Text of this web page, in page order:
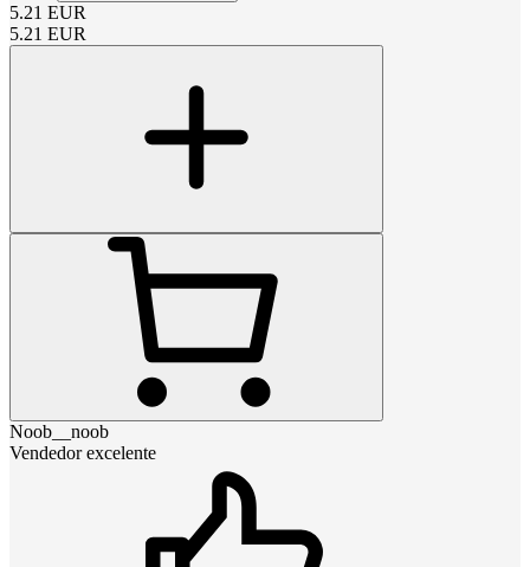
5.21 EUR
5.21 EUR
Noob__noob
Vendedor excelente